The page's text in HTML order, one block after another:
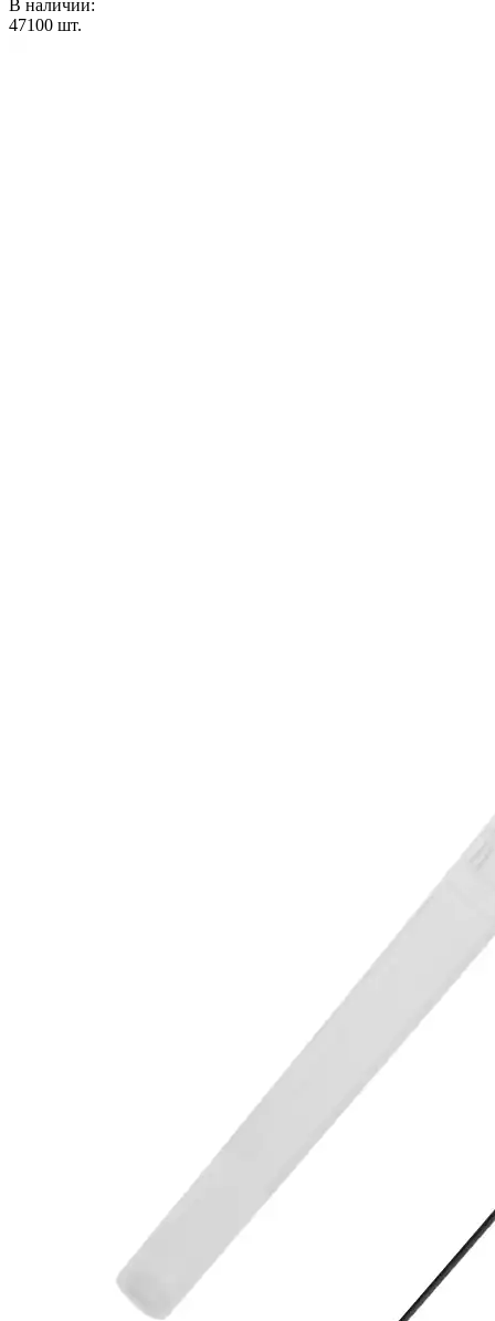
В наличии:
47100 шт.